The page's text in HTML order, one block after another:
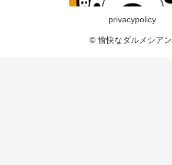
privacypolicy
© 愉快なダルメシアン.